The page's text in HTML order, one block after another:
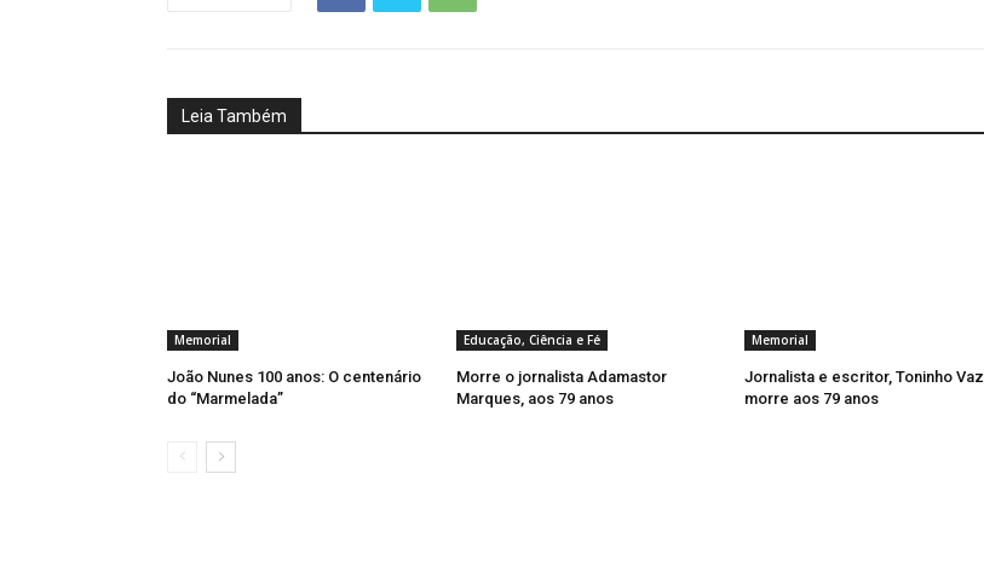
Leia Também
Memorial
João Nunes 100 anos: O centenário
do “Marmelada”
Educação, Ciência e Fé
Morre o jornalista Adamastor
Marques, aos 79 anos
Memorial
Jornalista e escritor, Toninho Vaz
morre aos 79 anos